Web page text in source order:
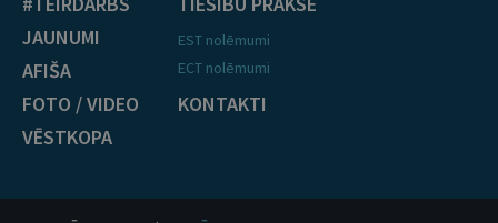
JAUNUMI
AFIŠA
FOTO / VIDEO
VĒSTKOPA
EST nolēmumi
ECT nolēmumi
KONTAKTI